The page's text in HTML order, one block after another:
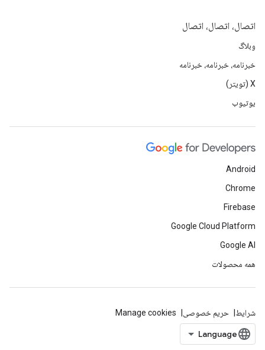
اتصال، اتصال، اتصال
وبلاگ
خبرنامه، خبرنامه، خبرنامه
X (تویتر)
یوتیوب
Android
Chrome
Firebase
Google Cloud Platform
Google AI
همه محصولات
شرایط حریم خصوصی Manage cookies